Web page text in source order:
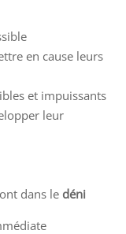
en cause leurs
et impuissants
leur
dans le déni